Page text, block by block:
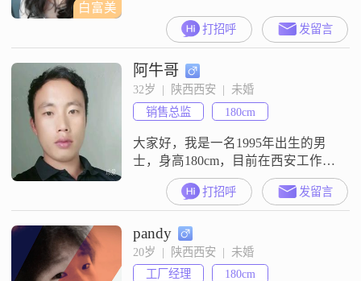
白富美
打招呼 发留言
阿牛哥
32岁  |  陕西西安  |  未婚
销售总监
180cm
大家好，我是一名1995年出生的男
士，身高180cm，目前在西安工作，
月收入在8001到12000元之间。我拥
有博士学位，对待生活和工作都秉
持着认真和努力的态度。我觉得自
己是一个稳重可靠的人，在生活和
工作中都能够承担起应有的责任。
同时，我也比较幽默风趣，善于与
打招呼 发留言
pandy
20岁  |  陕西西安  |  未婚
工厂经理
180cm